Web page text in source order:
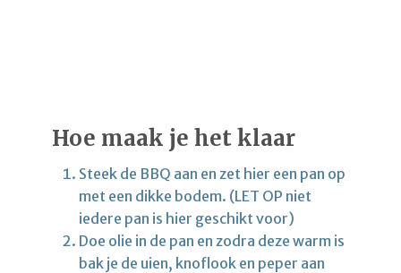
Hoe maak je het klaar
Steek de BBQ aan en zet hier een pan op
met een dikke bodem. (LET OP niet
iedere pan is hier geschikt voor)
Doe olie in de pan en zodra deze warm is
bak je de uien, knoflook en peper aan